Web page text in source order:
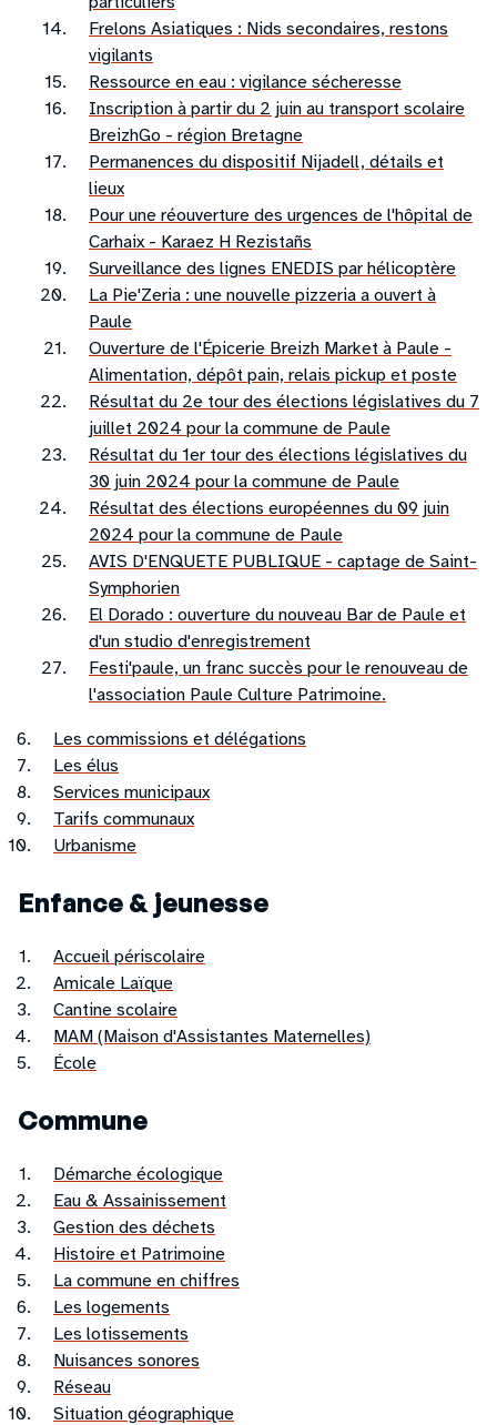
Frelons Asiatiques : Nids secondaires, restons
vigilants
Ressource en eau : vigilance sécheresse
Inscription à partir du 2 juin au transport scolaire
BreizhGo - région Bretagne
Permanences du dispositif Nijadell, détails et
lieux
Pour une réouverture des urgences de l'hôpital de
Carhaix - Karaez H Rezistañs
Surveillance des lignes ENEDIS par hélicoptère
La Pie'Zeria : une nouvelle pizzeria a ouvert à
Paule
Ouverture de l'Épicerie Breizh Market à Paule -
Alimentation, dépôt pain, relais pickup et poste
Résultat du 2e tour des élections législatives du 7
juillet 2024 pour la commune de Paule
Résultat du 1er tour des élections législatives du
30 juin 2024 pour la commune de Paule
Résultat des élections européennes du 09 juin
2024 pour la commune de Paule
AVIS D'ENQUETE PUBLIQUE - captage de Saint-
Symphorien
El Dorado : ouverture du nouveau Bar de Paule et
d'un studio d'enregistrement
Festi'paule, un franc succès pour le renouveau de
l'association Paule Culture Patrimoine.
Les commissions et délégations
Les élus
Services municipaux
Tarifs communaux
Urbanisme
Enfance & jeunesse
Accueil périscolaire
Amicale Laïque
Cantine scolaire
MAM (Maison d'Assistantes Maternelles)
École
Commune
Démarche écologique
Eau & Assainissement
Gestion des déchets
Histoire et Patrimoine
La commune en chiffres
Les logements
Les lotissements
Nuisances sonores
Réseau
Situation géographique